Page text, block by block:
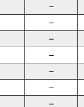
－
－
－
－
－
－
－